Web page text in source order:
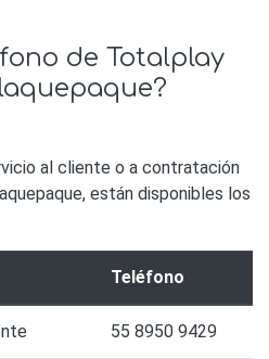
de Totalplay
al cliente o a contratación
están disponibles los
Teléfono
55 8950 9429